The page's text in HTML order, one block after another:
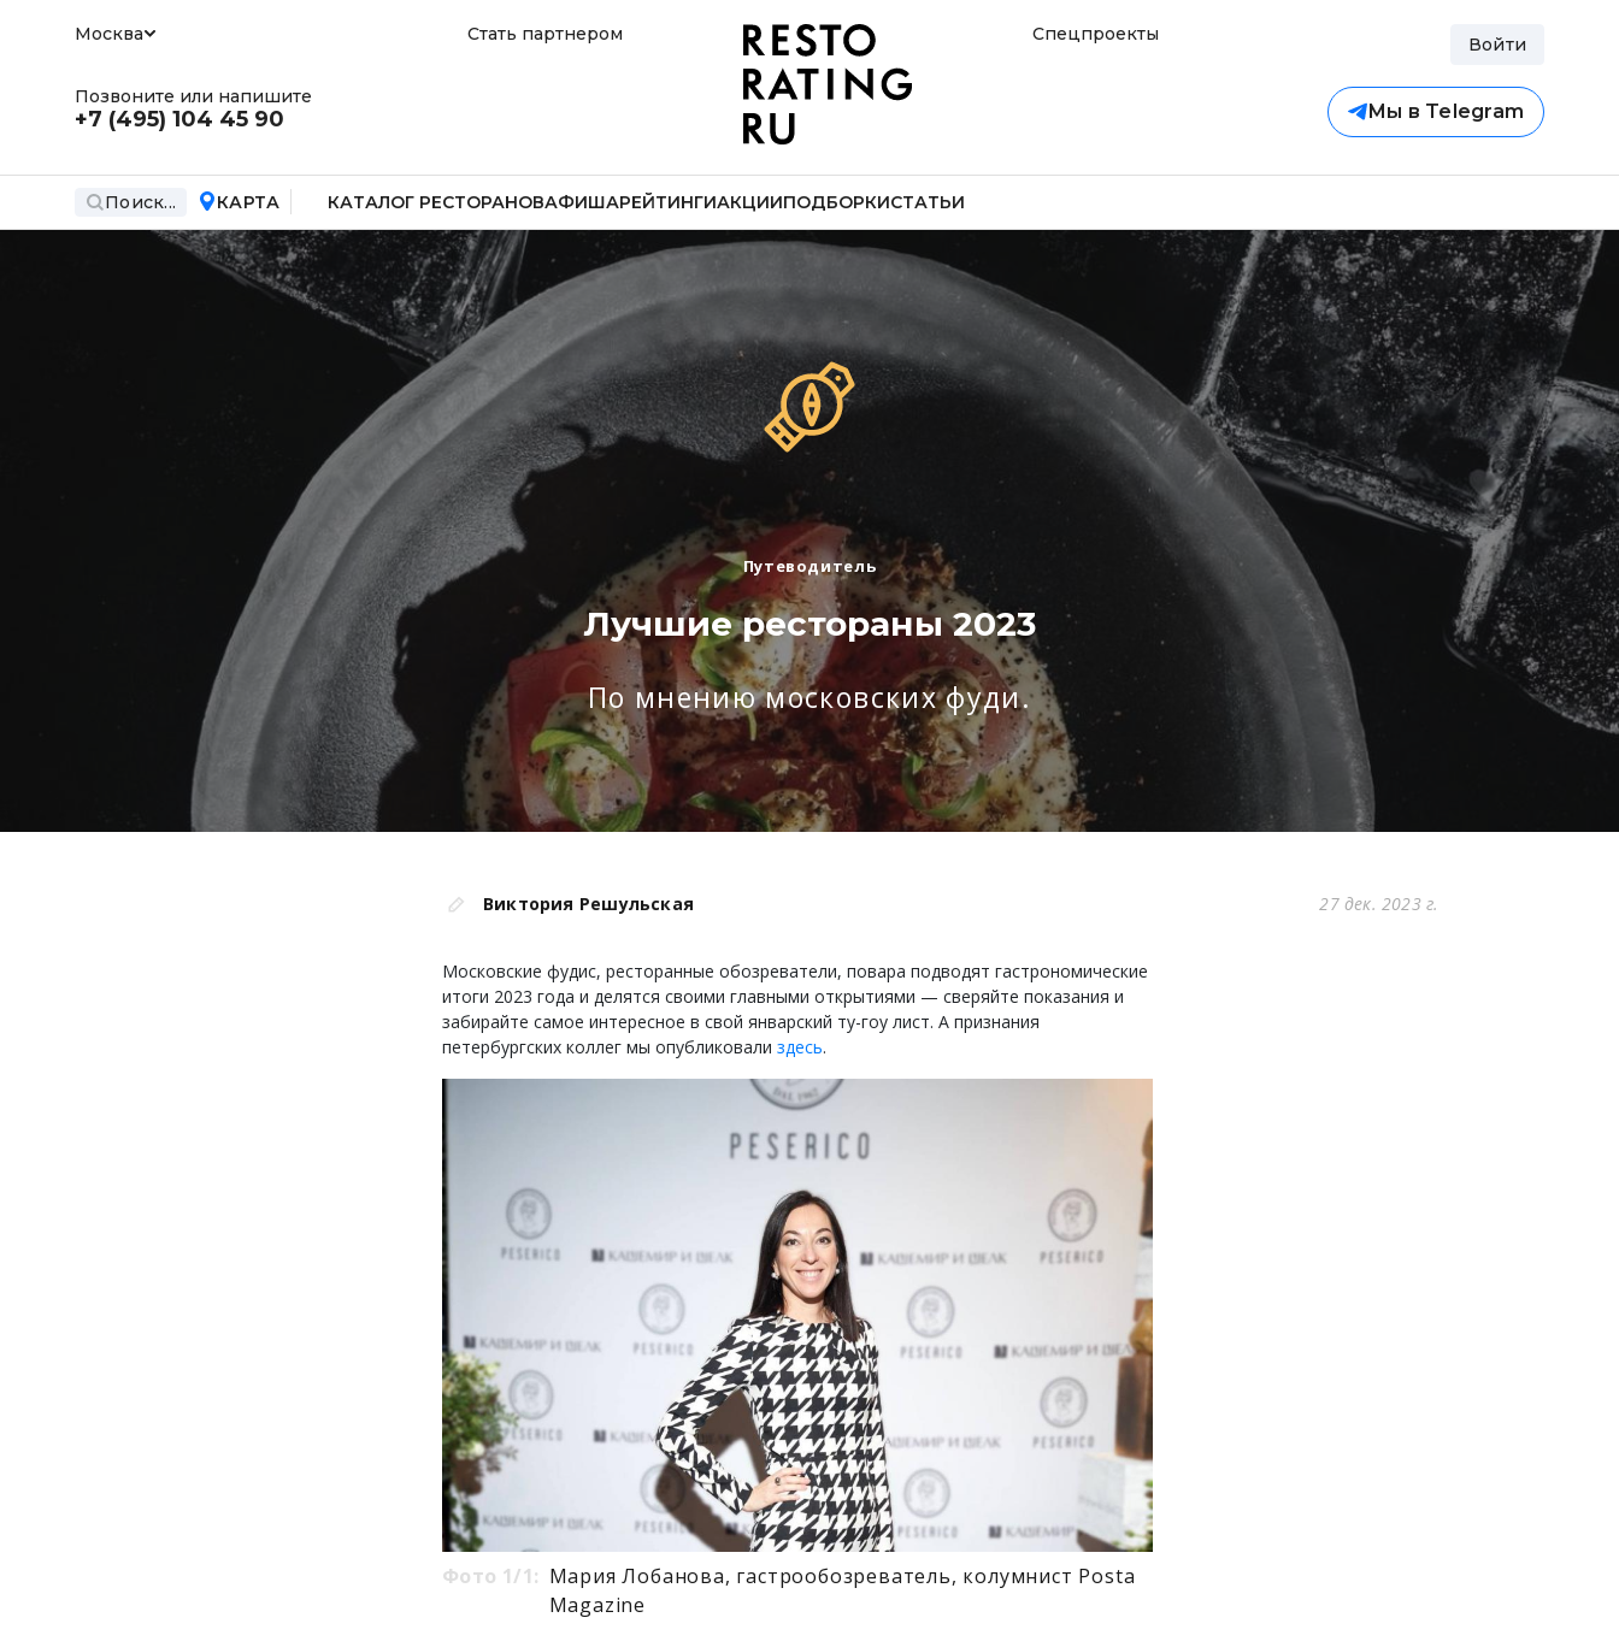
Москва Стать партнером Спецпроекты Войти
Позвоните или напишите
+7 (495) 104 45 90 Мы в Telegram
Поиск... КАРТА КАТАЛОГ РЕСТОРАНОВАФИШАРЕЙТИНГИАКЦИИПОДБОРКИСТАТЬИ
Путеводитель
Лучшие рестораны 2023
По мнению московских фуди.
Виктория Решульская 27 дек. 2023 г.
Московские фудис, ресторанные обозреватели, повара подводят гастрономические
итоги 2023 года и делятся своими главными открытиями — сверяйте показания и
забирайте самое интересное в свой январский ту-гоу лист. А признания
петербургских коллег мы опубликовали здесь.
Фото 1/1: Мария Лобанова, гастрообозреватель, колумнист Posta
Magazine